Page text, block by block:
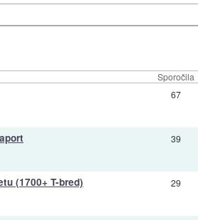
Sporočila
67
39
(1700+ T-bred) 29